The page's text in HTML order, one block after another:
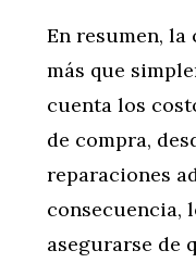
En resumen,
más que
cuenta los
de compra,
reparaciones
consecuencia,
asegurarse de